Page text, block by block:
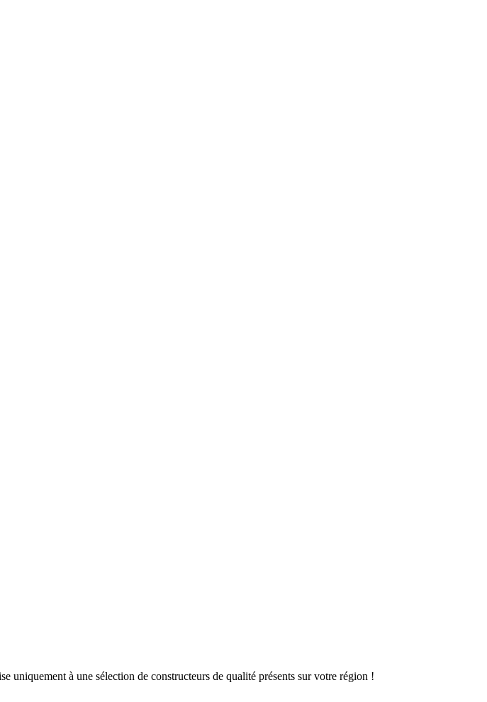
uniquement à une sélection de constructeurs de qualité présents sur votre région !